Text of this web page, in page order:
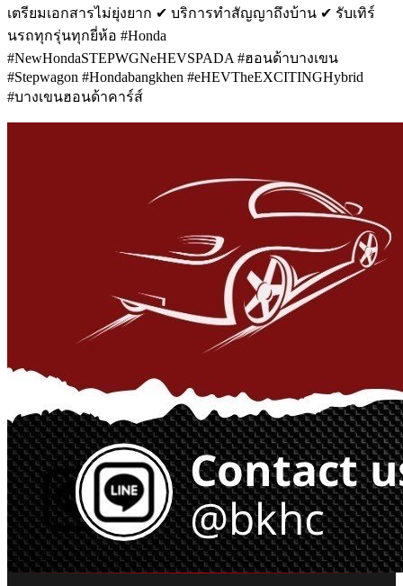
เตรียมเอกสารไม่ยุ่งยาก ✔ บริการทำสัญญาถึงบ้าน ✔ รับเทิร์
นรถทุกรุ่นทุกยี่ห้อ #Honda
#NewHondaSTEPWGNeHEVSPADA #ฮอนด้าบางเขน
#Stepwagon #Hondabangkhen #eHEVTheEXCITINGHybrid
#บางเขนฮอนด้าคาร์ส์